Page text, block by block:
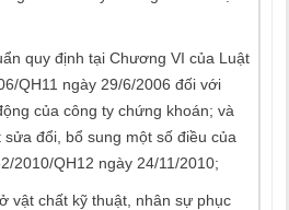
quy định tại Chương VI của Luật
QH11 ngày 29/6/2006 đối với
của công ty chứng khoán; và
đổi, bổ sung một số điều của
2010/QH12 ngày 24/11/2010;
vật chất kỹ thuật, nhân sự phục